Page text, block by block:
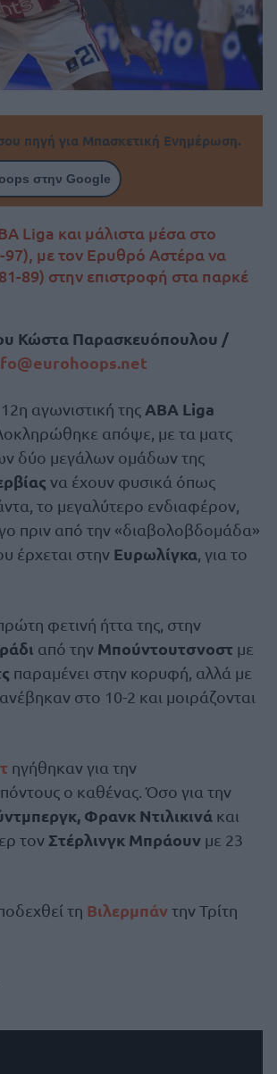
πηγή για Μπασκετική Ενημέρωση.
στην Google
Liga και μάλιστα μέσα στο
με τον Ερυθρό Αστέρα να
89) στην επιστροφή στα παρκέ
Κώστα Παρασκευόπουλου /
eurohoops.net
αγωνιστική της ABA Liga
απόψε, με τα ματς
δύο μεγάλων ομάδων της
να έχουν φυσικά όπως
το μεγαλύτερο ενδιαφέρον,
πριν από την «διαβολοβδομάδα»
έρχεται στην Ευρωλίγκα , για το
φετινή ήττα της, στην
από την Μπούντουτσνοστ με
παραμένει στην κορυφή, αλλά με
στο 10-2 και μοιράζονται
ηγήθηκαν για την
ο καθένας. Όσο για την
Φρανκ Ντιλικινά και
τον Στέρλινγκ Μπράουν με 23
τη Βιλερμπάντην Τρίτη